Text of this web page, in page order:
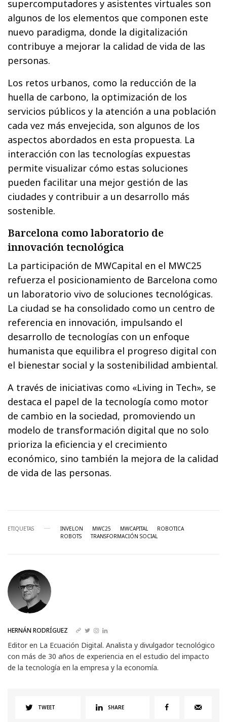
supercomputadores y asistentes virtuales son
algunos de los elementos que componen este
nuevo paradigma, donde la digitalización
contribuye a mejorar la calidad de vida de las
personas.
Los retos urbanos, como la reducción de la
huella de carbono, la optimización de los
servicios públicos y la atención a una población
cada vez más envejecida, son algunos de los
aspectos abordados en esta propuesta. La
interacción con las tecnologías expuestas
permite visualizar cómo estas soluciones
pueden facilitar una mejor gestión de las
ciudades y contribuir a un desarrollo más
sostenible.
Barcelona como laboratorio de
innovación tecnológica
La participación de MWCapital en el MWC25
refuerza el posicionamiento de Barcelona como
un laboratorio vivo de soluciones tecnológicas.
La ciudad se ha consolidado como un centro de
referencia en innovación, impulsando el
desarrollo de tecnologías con un enfoque
humanista que equilibra el progreso digital con
el bienestar social y la sostenibilidad ambiental.
A través de iniciativas como «Living in Tech», se
destaca el papel de la tecnología como motor
de cambio en la sociedad, promoviendo un
modelo de transformación digital que no solo
prioriza la eficiencia y el crecimiento
económico, sino también la mejora de la calidad
de vida de las personas.
ETIQUETAS INVELON MWC25 MWCAPITAL
ROBOTICA
ROBOTS
TRANSFORMACIÓN SOCIAL
HERNÁN RODRÍGUEZ
Editor en La Ecuación Digital. Analista y divulgador tecnológico
con más de 30 años de experiencia en el estudio del impacto
de la tecnología en la empresa y la economía.
TWEET SHARE